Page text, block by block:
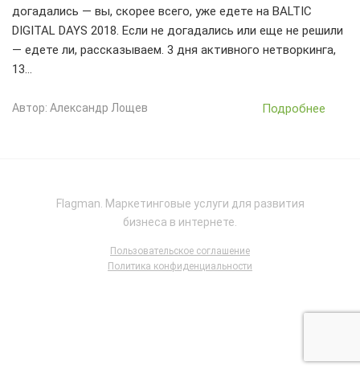
догадались — вы, скорее всего, уже едете на BALTIC
DIGITAL DAYS 2018. Если не догадались или еще не решили
— едете ли, рассказываем. 3 дня активного нетворкинга,
13…
Автор: Александр Лощев Подробнее
Flagman. Маркетинговые услуги для развития
бизнеса в интернете.
Пользовательское соглашение
Политика конфиденциальности